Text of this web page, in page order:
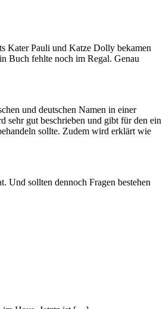
Kater Pauli und Katze Dolly bekamen
Buch fehlte noch im Regal. Genau
und deutschen Namen in einer
sehr gut beschrieben und gibt für den ein
sollte. Zudem wird erklärt wie
Und sollten dennoch Fragen bestehen